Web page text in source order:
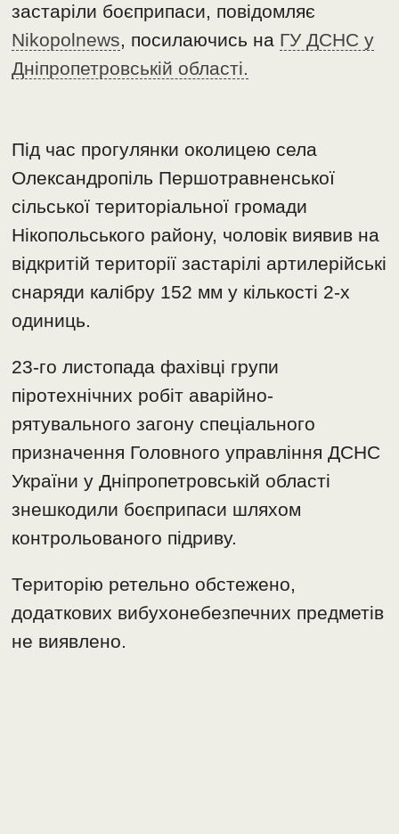
застаріли боєприпаси, повідомляє
Nikopolnews, посилаючись на ГУ ДСНС у
Дніпропетровській області.
Під час прогулянки околицею села
Олександропіль Першотравненської
сільської територіальної громади
Нікопольського району, чоловік виявив на
відкритій території застарілі артилерійські
снаряди калібру 152 мм у кількості 2-х
одиниць.
23-го листопада фахівці групи
піротехнічних робіт аварійно-
рятувального загону спеціального
призначення Головного управління ДСНС
України у Дніпропетровській області
знешкодили боєприпаси шляхом
контрольованого підриву.
Територію ретельно обстежено,
додаткових вибухонебезпечних предметів
не виявлено.